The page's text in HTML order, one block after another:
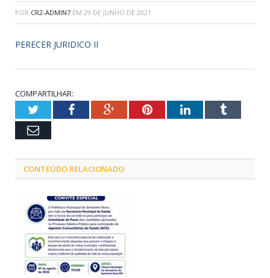
POR CR2-ADMIN7 EM 29 DE JUNHO DE 2021
PERECER JURIDICO II
COMPARTILHAR:
TwitterFacebookGoogle+PinterestLinkedInTumblr
Email
CONTEÚDO RELACIONADO